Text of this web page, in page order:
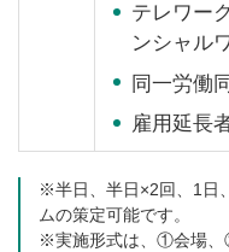
テレワー
ンシャル
同一労働
雇用延長
※半日、半日×2回、1日
ムの策定可能です。
※実施形式は、①会場、